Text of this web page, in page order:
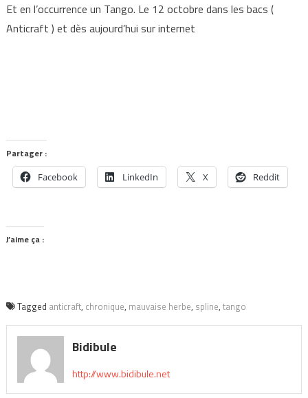
Et en l’occurrence un Tango. Le 12 octobre dans les bacs (
Anticraft ) et dès aujourd’hui sur internet
Partager :
Facebook LinkedIn X Reddit
J’aime ça :
Tagged anticraft, chronique, mauvaise herbe, spline, tango
Bidibule
http://www.bidibule.net